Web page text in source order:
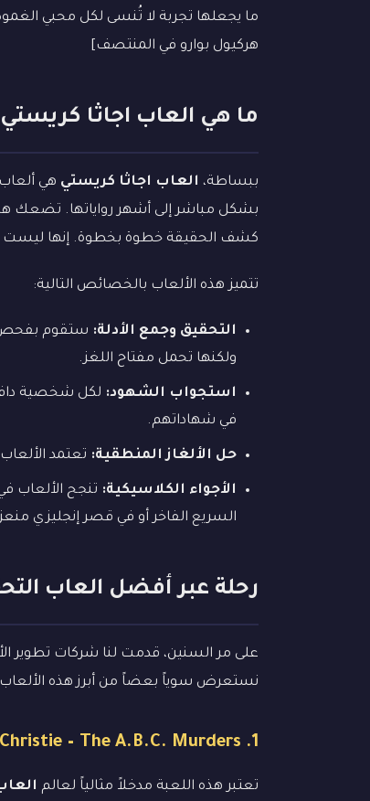
ما يجعلها تجربة لا تُنسى لكل محبي
هركيول بوارو في المنتصف]
ما هي العاب اجاثا
ببساطة، العاب اجاثا كريستي
بشكل مباشر إلى أشهر رواياتها. تضعك
كشف الحقيقة خطوة بخطوة. إنها ليست
تتميز هذه الألعاب بالخصائص التالية:
التحقيق وجمع الأدلة: ستقوم بفحص
ولكنها تحمل مفتاح اللغز.
استجواب الشهود: لكل شخصية
في شهاداتهم.
حل الألغاز المنطقية: تعتمد
الأجواء الكلاسيكية: تنجح الألعاب
السريع الفاخر أو في قصر إنجليزي
رحلة عبر أفضل العاب
على مر السنين، قدمت لنا شركات تطوير
نستعرض سوياً بعضاً من أبرز هذه
1. Agatha Christie – The A.B.C. Murders
تعتبر هذه اللعبة مدخلاً مثالياً لعالم